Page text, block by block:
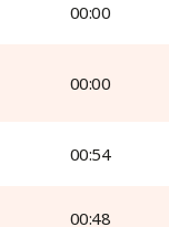
00:00
00:00
00:54
00:48